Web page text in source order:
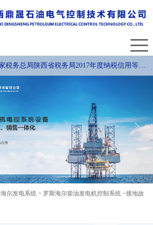
税务总局陕西省税务局2017年度纳税信用等级
号。
尔发电系统 > 罗斯海尔柴油发电机控制系统 >接地故